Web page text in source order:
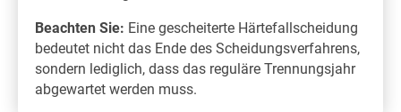
Beachten Sie: Eine gescheiterte Härtefallscheidung
bedeutet nicht das Ende des Scheidungsverfahrens,
sondern lediglich, dass das reguläre Trennungsjahr
abgewartet werden muss.